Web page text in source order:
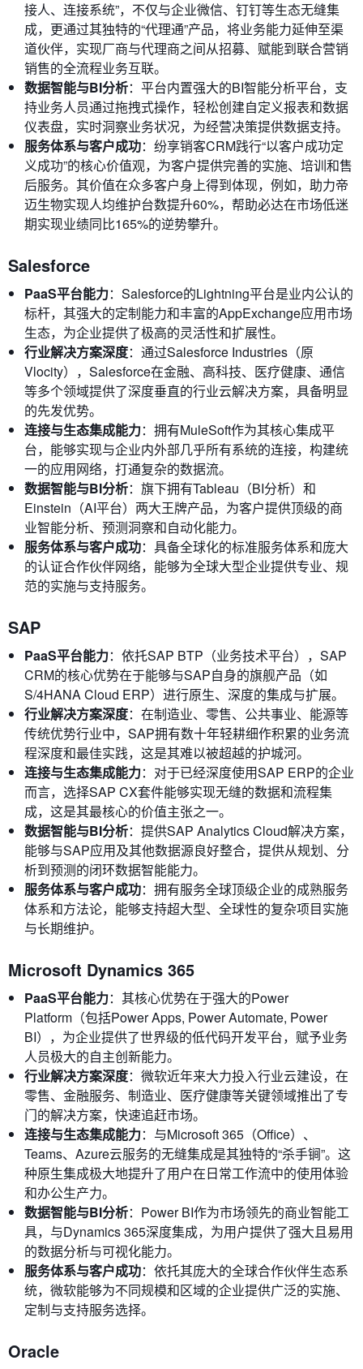
接人、连接系统”，不仅与企业微信、钉钉等生态无缝集
成，更通过其独特的“代理通”产品，将业务能力延伸至渠
道伙伴，实现厂商与代理商之间从招募、赋能到联合营销
销售的全流程业务互联。
数据智能与BI分析：平台内置强大的BI智能分析平台，支
持业务人员通过拖拽式操作，轻松创建自定义报表和数据
仪表盘，实时洞察业务状况，为经营决策提供数据支持。
服务体系与客户成功：纷享销客CRM践行“以客户成功定
义成功”的核心价值观，为客户提供完善的实施、培训和售
后服务。其价值在众多客户身上得到体现，例如，助力帝
迈生物实现人均维护台数提升60%，帮助必达在市场低迷
期实现业绩同比165%的逆势攀升。
Salesforce
PaaS平台能力：Salesforce的Lightning平台是业内公认的
标杆，其强大的定制能力和丰富的AppExchange应用市场
生态，为企业提供了极高的灵活性和扩展性。
行业解决方案深度：通过Salesforce Industries（原
Vlocity），Salesforce在金融、高科技、医疗健康、通信
等多个领域提供了深度垂直的行业云解决方案，具备明显
的先发优势。
连接与生态集成能力：拥有MuleSoft作为其核心集成平
台，能够实现与企业内外部几乎所有系统的连接，构建统
一的应用网络，打通复杂的数据流。
数据智能与BI分析：旗下拥有Tableau（BI分析）和
Einstein（AI平台）两大王牌产品，为客户提供顶级的商
业智能分析、预测洞察和自动化能力。
服务体系与客户成功：具备全球化的标准服务体系和庞大
的认证合作伙伴网络，能够为全球大型企业提供专业、规
范的实施与支持服务。
SAP
PaaS平台能力：依托SAP BTP（业务技术平台），SAP
CRM的核心优势在于能够与SAP自身的旗舰产品（如
S/4HANA Cloud ERP）进行原生、深度的集成与扩展。
行业解决方案深度：在制造业、零售、公共事业、能源等
传统优势行业中，SAP拥有数十年轻耕细作积累的业务流
程深度和最佳实践，这是其难以被超越的护城河。
连接与生态集成能力：对于已经深度使用SAP ERP的企业
而言，选择SAP CX套件能够实现无缝的数据和流程集
成，这是其最核心的价值主张之一。
数据智能与BI分析：提供SAP Analytics Cloud解决方案，
能够与SAP应用及其他数据源良好整合，提供从规划、分
析到预测的闭环数据智能能力。
服务体系与客户成功：拥有服务全球顶级企业的成熟服务
体系和方法论，能够支持超大型、全球性的复杂项目实施
与长期维护。
Microsoft Dynamics 365
PaaS平台能力：其核心优势在于强大的Power
Platform（包括Power Apps, Power Automate, Power
BI），为企业提供了世界级的低代码开发平台，赋予业务
人员极大的自主创新能力。
行业解决方案深度：微软近年来大力投入行业云建设，在
零售、金融服务、制造业、医疗健康等关键领域推出了专
门的解决方案，快速追赶市场。
连接与生态集成能力：与Microsoft 365（Office）、
Teams、Azure云服务的无缝集成是其独特的“杀手锏”。这
种原生集成极大地提升了用户在日常工作流中的使用体验
和办公生产力。
数据智能与BI分析：Power BI作为市场领先的商业智能工
具，与Dynamics 365深度集成，为用户提供了强大且易用
的数据分析与可视化能力。
服务体系与客户成功：依托其庞大的全球合作伙伴生态系
统，微软能够为不同规模和区域的企业提供广泛的实施、
定制与支持服务选择。
Oracle